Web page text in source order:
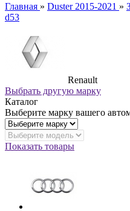
Главная » Duster 2015-2021 »
d53
Renault
Выбрать другую марку
Каталог
Выберите марку вашего
Показать товары